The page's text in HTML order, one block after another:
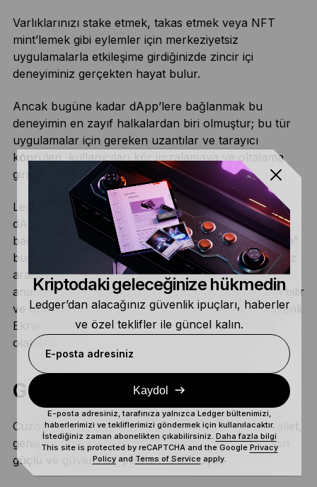
Varlıklarınızı stake etmek, takas etmek veya NFT
mint’lemek gibi eylemler için merkeziyetsiz
uygulamalarla etkileşime girdiğinizde zincir içi
deneyiminiz gerçekten hayat bulur.
Ancak bugüne kadar dApp’lere bağlanmak bu
deneyimin en zayıf halkalardan biri olmuştur; bu tür
uygulamalar için gereken uzantılar ve tarayıcı
köprüleri, kullanıcılarıkör imzalamayave oltalama
girişimlerine maruz bırakır.
Ledger Wallet, Ledger cihazınızı en sevdiğiniz
dApp’lere doğrudan, güvenli ve kesintisiz bir şekilde
bağlamanın yeni bir yolunu sağlıyor. “Ledger’ı Bağla”
butonunu gördüğünüzde, uygulama ve imzalayıcınız
arasında anında bağlantı kurabilirsiniz. Böylece
anahtarlarınızın cihazınızdan asla ayrılmayacağını bilir
ve onaylamadan önce tüm işlem ayrıntılarının Güvenli
Ekranınızda net bir şekilde görüneceğinden emin
olabilirsiniz.
Güvenle Kripto Alıp Satın
Cüzdanınızı fonladığınız andan itibaren Ledger Wallet,
geniş bir yelpazedeki dijital varlıkları alıp satmak için
güçlü ve güvenli bir platforma dönüşür.
Kriptodaki geleceğinize hükmedin
Ledger’dan alacağınız güvenlik ipuçları, haberler
ve özel teklifler ile güncel kalın.
E-posta adresiniz
Kaydol
E-posta adresiniz, tarafınıza yalnızca Ledger bültenimizi,
haberlerimizi ve tekliflerimizi göndermek için kullanılacaktır.
İstediğiniz zaman abonelikten çıkabilirsiniz. Daha fazla bilgi
This site is protected by reCAPTCHA and the Google Privacy
Policyand Terms of Serviceapply.